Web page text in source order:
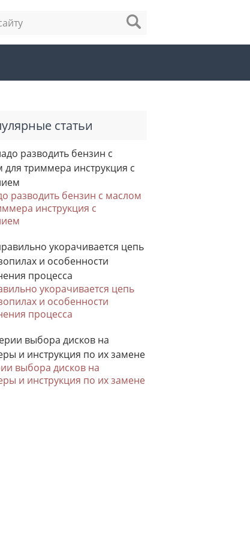
статьи
разводить бензин с маслом
инструкция с
укорачивается цепь
и особенности
процесса
выбора дисков на
и инструкция по их замене